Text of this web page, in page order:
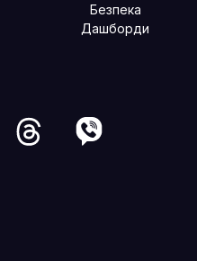
Безпека
Дашборди
соцмережах